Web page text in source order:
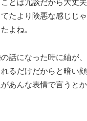
とは冗談だから大丈
たより険悪な感じじ
よね。
話になった時に紬が
るだけだからと暗い
あんな表情で言うと